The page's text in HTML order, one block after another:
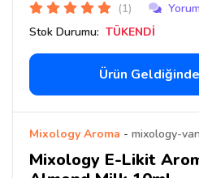
(1)
Stok Durumu: TÜKENDİ
Ürün
Mixology Aroma - mixology-
Mixology E-Likit